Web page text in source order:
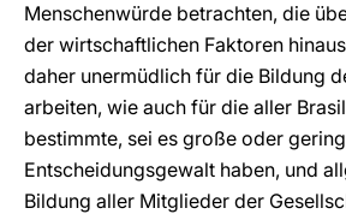
Menschenwürde betrachten, die
der wirtschaftlichen Faktoren
daher unermüdlich für die Bildung
arbeiten, wie auch für die aller
bestimmte, sei es große oder
Entscheidungsgewalt haben, und
Bildung aller Mitglieder der